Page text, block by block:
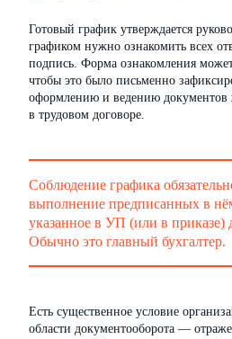
Готовый график утверждается
графиком нужно ознакомить всех
подпись. Форма ознакомления
чтобы это было письменно
оформлению и ведению документов
в трудовом договоре.
Соблюдение графика
выполнение предписанных в
указанное в УП (или в приказе)
Обычно это главный бухгалтер.
Есть существенное условие
области документооборота —